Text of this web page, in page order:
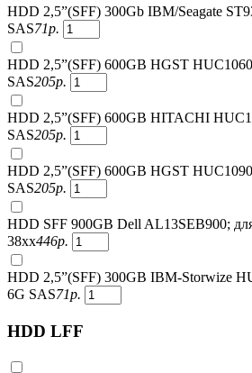
HDD 2,5”(SFF) 300Gb IBM/Seagate
SAS71р.
HDD 2,5”(SFF) 600GB HGST
SAS205р.
HDD 2,5”(SFF) 600GB HITACHI
SAS205р.
HDD 2,5”(SFF) 600GB HGST
SAS205р.
HDD SFF 900GB Dell AL13SEB900;
38xx446р.
HDD 2,5”(SFF) 300GB IBM-Storwize
6G SAS71р.
HDD LFF